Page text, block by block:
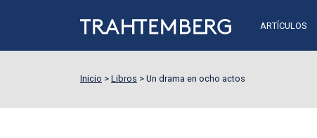
ARTÍCULOS
Inicio > Libros > Un drama en ocho actos